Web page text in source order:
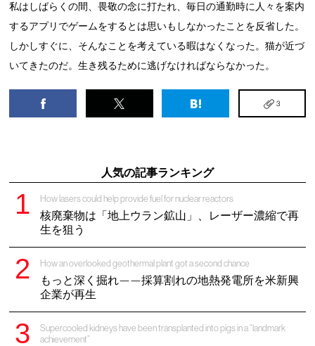
私はしばらくの間、畏敬の念に打たれ、毎日の通勤時に人々を案内
するアプリでゲームをするとは思いもしなかったことを反省した。
しかしすぐに、そんなことを考えている暇はなくなった。猫が近づ
いてきたのだ。生き残るために逃げなければならなかった。
3
人気の記事ランキング
How lasers could help provide fuel for nuclear reactors
核廃棄物は「地上ウラン鉱山」、レーザー濃縮で再
生を狙う
How an overlooked geothermal plant got a second chance
もっと深く掘れ——採算割れの地熱発電所を米新興
企業が再生
Supercooled kidneys have been transplanted into pigs in a “landmark
achievement”